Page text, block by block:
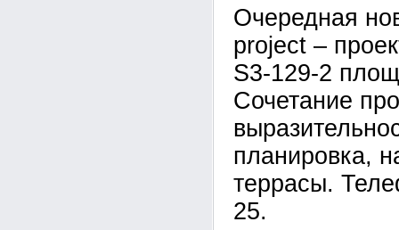
Очередная
project –
S3-129-2
Сочетание
планировка,
террасы.
25.